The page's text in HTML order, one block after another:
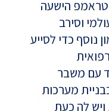
טראמפ הישעה
וסירב
נוסף כדי לסייע
עם משבר
מערכות
לה כעת